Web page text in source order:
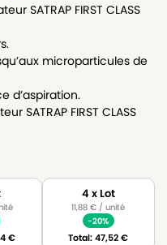
SATRAP FIRST CLASS
microparticules de
d’aspiration.
SATRAP FIRST CLASS
€
4 x Lot
11,88€ / unité
-20%
Total:47,52€